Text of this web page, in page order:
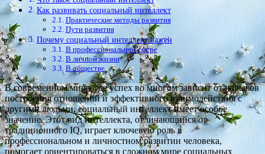
Как развивать социальный интеллект
Практические методы развития
Пути развития
Почему социальный интеллект важен
В профессиональной сфере
В личной жизни
В обществе
В современном мире, где успех во многом зависит от навыков
построения отношений и эффективного взаимодействия с
другими людьми, социальный интеллект имеет особое
значение. Этот вид интеллекта, отличающийся от
традиционного IQ, играет ключевую роль в
профессиональном и личностном развитии человека,
помогает ориентироваться в сложном мире социальных